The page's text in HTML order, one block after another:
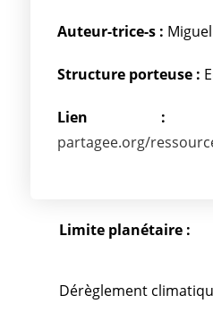
Auteur-trice-s :
Structure porteuse :
Lien :
partagee.org/
Limite planétaire :
Dérèglement